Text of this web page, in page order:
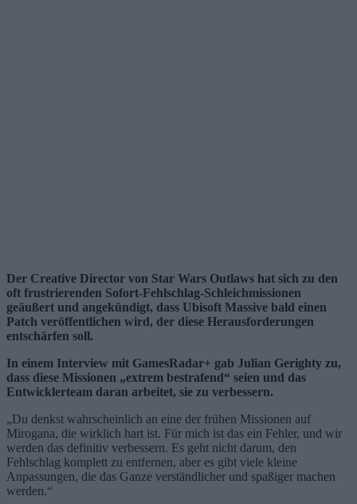
Der Creative Director von Star Wars Outlaws hat sich zu den
oft frustrierenden Sofort-Fehlschlag-Schleichmissionen
geäußert und angekündigt, dass Ubisoft Massive bald einen
Patch veröffentlichen wird, der diese Herausforderungen
entschärfen soll.
In einem Interview mit GamesRadar+ gab Julian Gerighty zu,
dass diese Missionen „extrem bestrafend“ seien und das
Entwicklerteam daran arbeitet, sie zu verbessern.
„Du denkst wahrscheinlich an eine der frühen Missionen auf
Mirogana, die wirklich hart ist. Für mich ist das ein Fehler, und wir
werden das definitiv verbessern. Es geht nicht darum, den
Fehlschlag komplett zu entfernen, aber es gibt viele kleine
Anpassungen, die das Ganze verständlicher und spaßiger machen
werden.“